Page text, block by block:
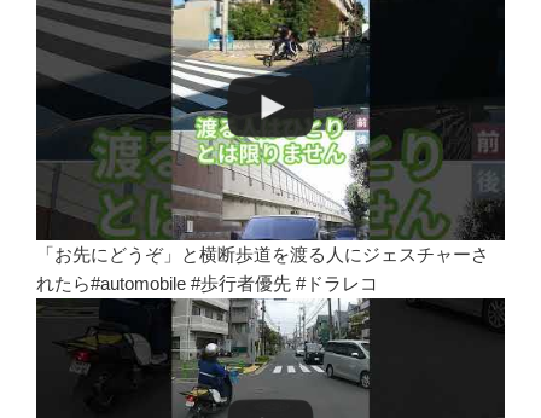
「お先にどうぞ」と横断歩道を渡る人にジェスチャーさ
れたら#automobile #歩行者優先 #ドラレコ